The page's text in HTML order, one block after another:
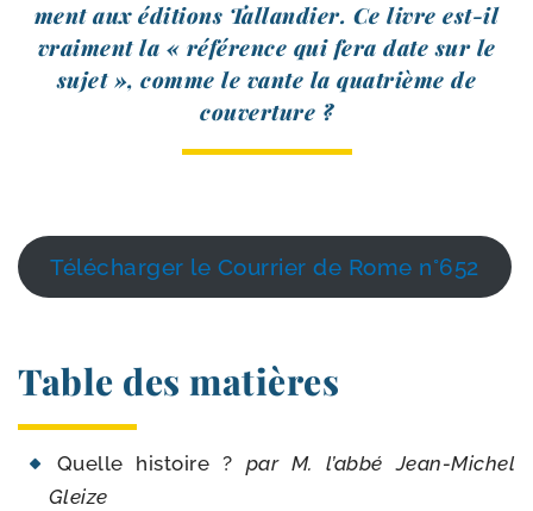
ment aux édi­tions Tallandier. Ce livre est-​il
vrai­ment la « réfé­rence qui fera date sur le
sujet », comme le vante la qua­trième de
couverture ?
Télécharger le Courrier de Rome n°652
Table des matières
Quelle his­toire ? par M. l’ab­bé Jean-​Michel
Gleize